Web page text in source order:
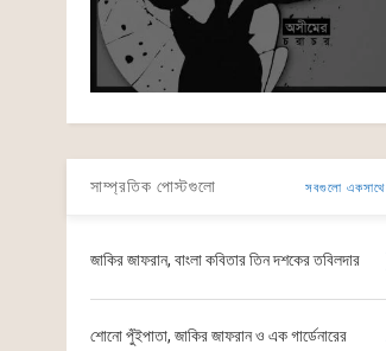
সাম্প্রতিক পোস্টগুলো সবগুলো একসাথে
জাকির জাফরান, বাংলা কবিতার তিন দশকের তবিলদার
শোনো পুঁইপাতা, জাকির জাফরান ও এক গার্ডেনারের